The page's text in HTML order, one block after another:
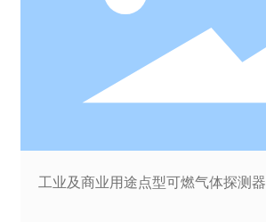
工业及商业用途点型可燃气体探测器